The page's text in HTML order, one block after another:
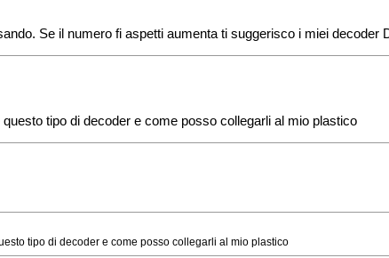
Se il numero fi aspetti aumenta ti suggerisco i miei
tipo di decoder e come posso collegarli al mio plastico
tipo di decoder e come posso collegarli al mio plastico